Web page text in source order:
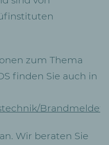
zum Thema
finden Sie auch in
Wir beraten Sie